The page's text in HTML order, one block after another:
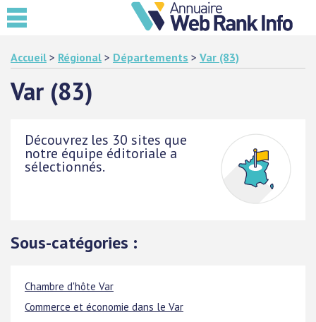
Accueil > Régional > Départements > Var (83)
Var (83)
Découvrez les 30 sites que
notre équipe éditoriale a
sélectionnés.
Sous-catégories :
Chambre d'hôte Var
Commerce et économie dans le Var